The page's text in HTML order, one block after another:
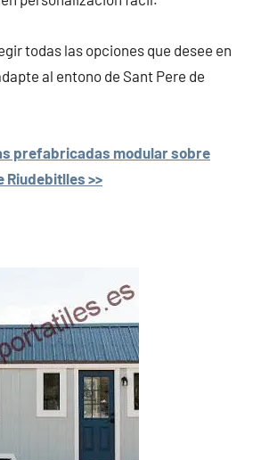
todas las opciones que desee en
al entono de Sant Pere de
prefabricadas modular sobre
Riudebitlles >>